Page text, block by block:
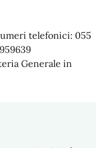
telefonici: 055
Generale in